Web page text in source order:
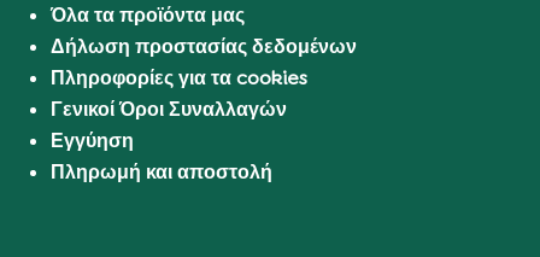
Όλα τα προϊόντα μας
Δήλωση προστασίας δεδομένων
Πληροφορίες για τα cookies
Γενικοί Όροι Συναλλαγών
Εγγύηση
Πληρωμή και αποστολή